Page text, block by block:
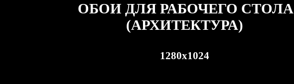
ОБОИ ДЛЯ РАБОЧЕГО СТОЛА
(АРХИТЕКТУРА)
1280x1024